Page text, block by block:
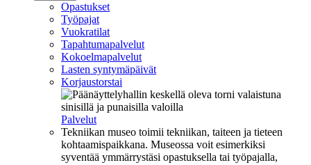
Opastukset
Työpajat
Vuokratilat
Tapahtumapalvelut
Kokoelmapalvelut
Lasten syntymäpäivät
Korjaustorstai
Palvelut
Tekniikan museo toimii tekniikan, taiteen ja tieteen
kohtaamispaikkana. Museossa voit esimerkiksi
syventää ymmärrystäsi opastuksella tai työpajalla,